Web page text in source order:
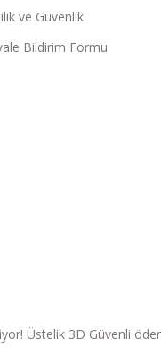
ve Güvenlik
Bildirim Formu
Üstelik 3D Güvenli